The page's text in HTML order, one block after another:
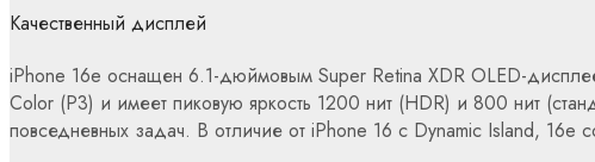
Качественный дисплей
iPhone 16e оснащен 6.1-дюймовым Super Retina XDR OLED-
Color (P3) и имеет пиковую яркость 1200 нит (HDR) и 800 нит
повседневных задач. В отличие от iPhone 16 с Dynamic Island, 16e